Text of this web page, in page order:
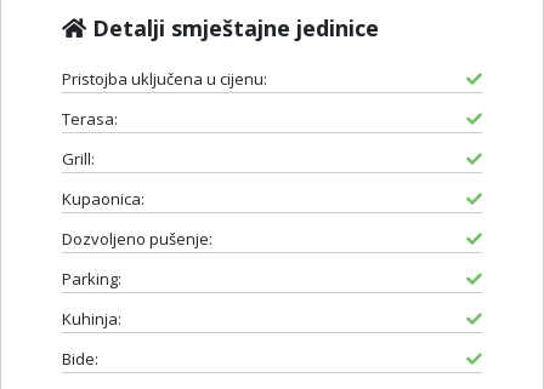
Detalji smještajne jedinice
Pristojba uključena u cijenu:
Terasa:
Grill:
Kupaonica:
Dozvoljeno pušenje:
Parking:
Kuhinja:
Bide: